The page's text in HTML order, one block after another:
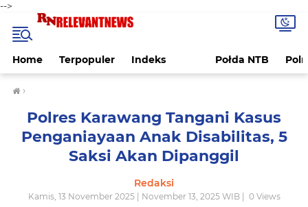
-->
Home Terpopuler Indeks Połda NTB
›
Polres Karawang Tangani Kasus
Penganiayaan Anak Disabilitas, 5
Saksi Akan Dipanggil
Redaksi
Kamis, 13 November 2025 | November 13, 2025 WIB | 0Views